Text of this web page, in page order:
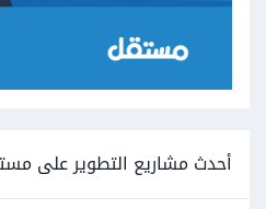
أحدث مشاريع التطوير على